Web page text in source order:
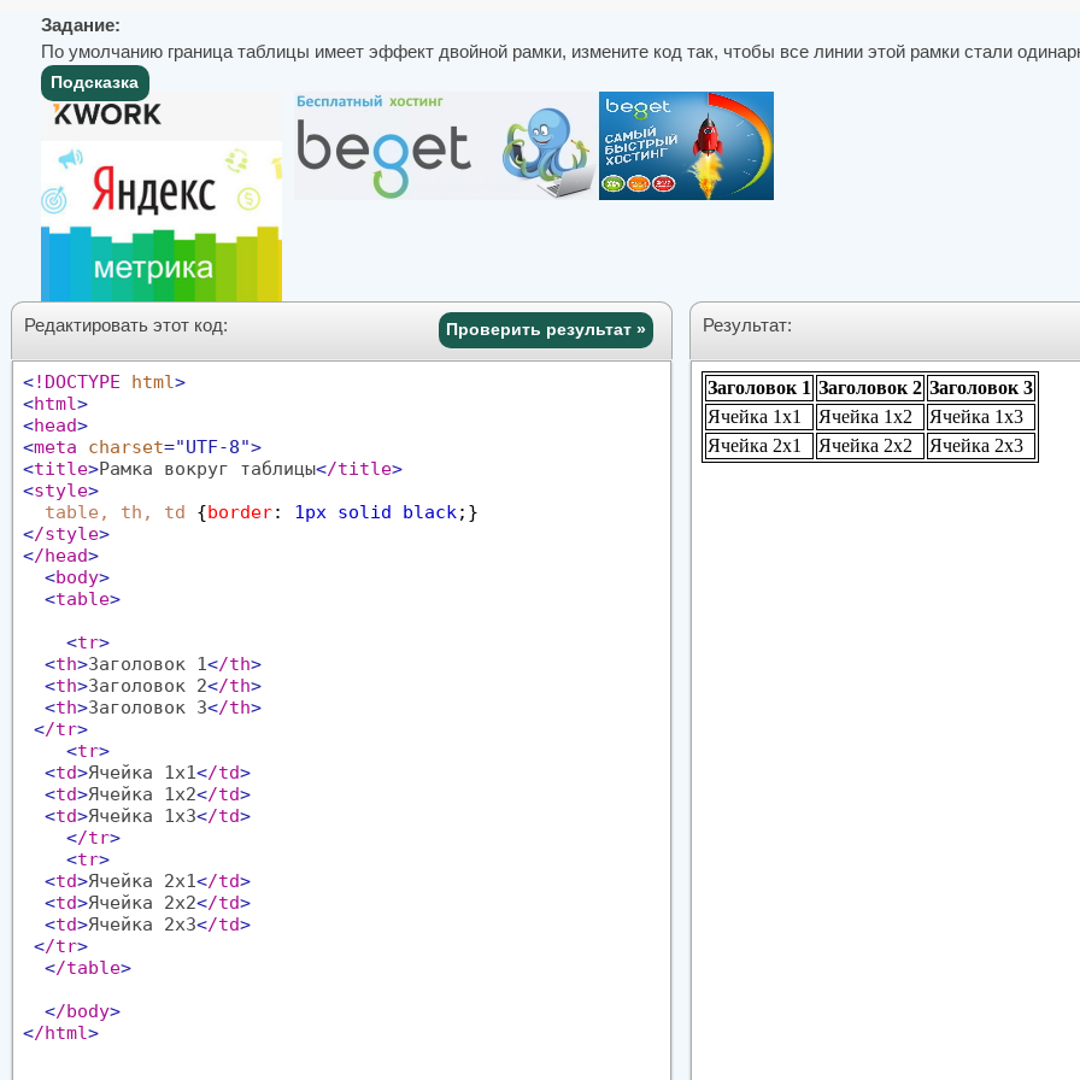
Задание:
По умолчанию граница таблицы имеет эффект двойной рамки, измените код так, чтобы все линии этой рамки стали
Подсказка
Редактировать этот код: Проверить результат »
<!DOCTYPE html>
<html>
<head>
<meta charset="UTF-8">
<title>Рамка вокруг таблицы</title>
<style>
table, th, td {border: 1px solid black; }
</style>
</head>
<body>
<table>
<tr>
<th>Заголовок 1</th>
<th>Заголовок 2</th>
<th>Заголовок 3</th>
</tr>
<tr>
<td>Ячейка 1x1</td>
<td>Ячейка 1x2</td>
<td>Ячейка 1x3</td>
</tr>
<tr>
<td>Ячейка 2x1</td>
<td>Ячейка 2x2</td>
<td>Ячейка 2x3</td>
</tr>
</table>
</body>
</html>
Результат: